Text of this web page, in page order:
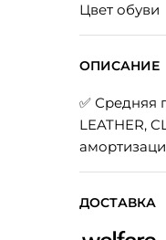
Цвет обуви
ОПИСАНИЕ
✅ Средняя
LEATHER,
ДОСТАВКА